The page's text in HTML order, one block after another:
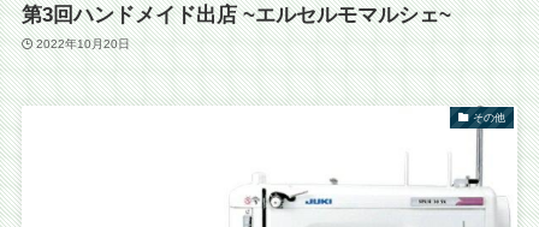
第3回ハンドメイド出店 ~エルセルモマルシェ~
2022年10月20日
その他